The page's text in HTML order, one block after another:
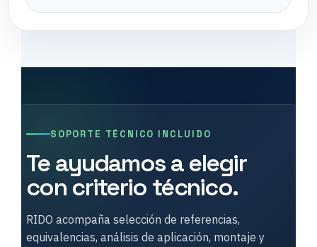
SOPORTE TÉCNICO INCLUIDO
Te ayudamos a elegir
con criterio técnico.
RIDO acompaña selección de referencias,
equivalencias, análisis de aplicación, montaje y